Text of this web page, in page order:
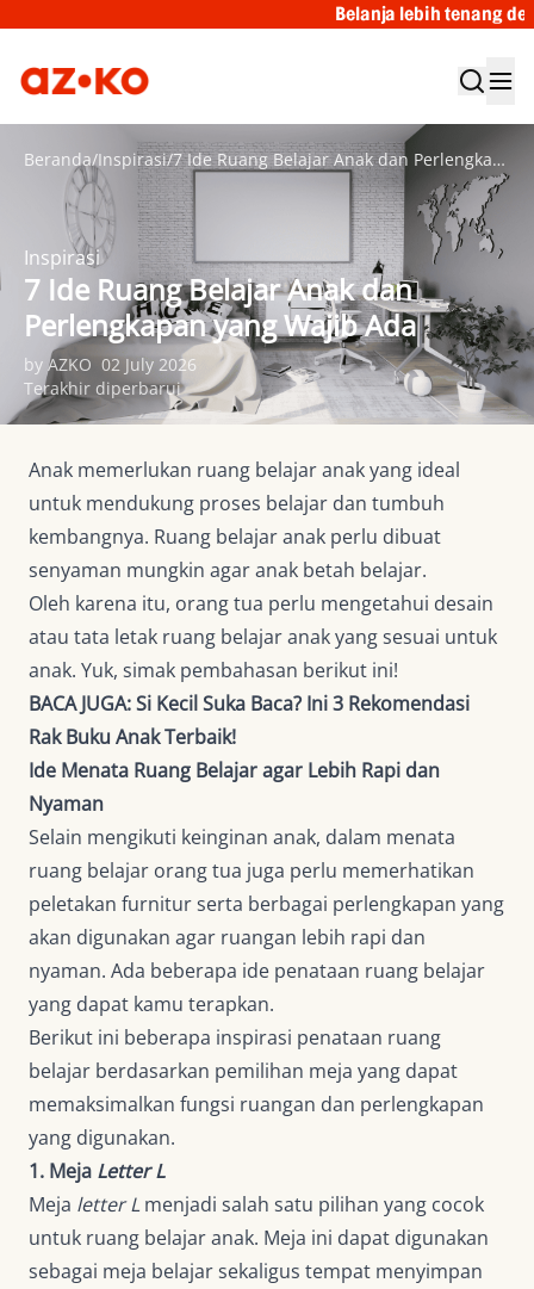
Belanja lebih tenang dengan Garansi Tukar
Beranda/Inspirasi/ 7 Ide Ruang Belajar Anak dan Perlengkapan yang Wajib Ada
Inspirasi
7 Ide Ruang Belajar Anak dan
Perlengkapan yang Wajib Ada
by AZKO 02 July 2026
Terakhir diperbarui
Anak memerlukan ruang belajar anak yang ideal
untuk mendukung proses belajar dan tumbuh
kembangnya. Ruang belajar anak perlu dibuat
senyaman mungkin agar anak betah belajar.
Oleh karena itu, orang tua perlu mengetahui desain
atau tata letak ruang belajar anak yang sesuai untuk
anak. Yuk, simak pembahasan berikut ini!
BACA JUGA:Si Kecil Suka Baca? Ini 3 Rekomendasi
Rak Buku Anak Terbaik!
Ide Menata Ruang Belajar agar Lebih Rapi dan
Nyaman
Selain mengikuti keinginan anak, dalam menata
ruang belajar orang tua juga perlu memerhatikan
peletakan furnitur serta berbagai perlengkapan yang
akan digunakan agar ruangan lebih rapi dan
nyaman. Ada beberapa ide penataan ruang belajar
yang dapat kamu terapkan.
Berikut ini beberapa inspirasi penataan ruang
belajar berdasarkan pemilihan meja yang dapat
memaksimalkan fungsi ruangan dan perlengkapan
yang digunakan.
1. Meja Letter L
Meja letter L menjadi salah satu pilihan yang cocok
untuk ruang belajar anak. Meja ini dapat digunakan
sebagai meja belajar sekaligus tempat menyimpan